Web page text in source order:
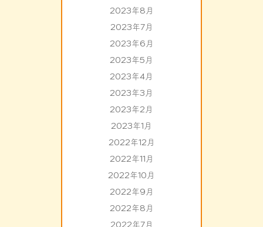
2023年8月
2023年7月
2023年6月
2023年5月
2023年4月
2023年3月
2023年2月
2023年1月
2022年12月
2022年11月
2022年10月
2022年9月
2022年8月
2022年7月